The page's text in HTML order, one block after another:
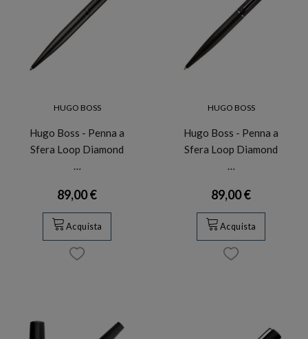
HUGO BOSS
Hugo Boss - Penna a
Sfera Loop Diamond
…
89,00 €
Acquista
HUGO BOSS
Hugo Boss - Penna a
Sfera Loop Diamond
…
89,00 €
Acquista